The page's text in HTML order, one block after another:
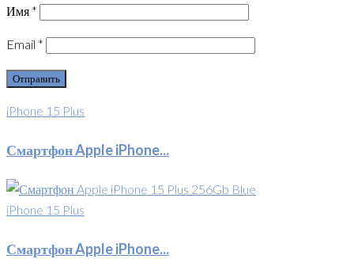
Имя *
Email *
iPhone 15 Plus
Смартфон Apple iPhone...
iPhone 15 Plus
Смартфон Apple iPhone...